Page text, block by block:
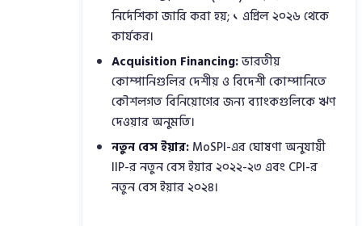
নির্দেশিকা জারি করা হয়; ১ এপ্রিল ২০২৬ থেকে
কার্যকর।
Acquisition Financing:ভারতীয়
কোম্পানিগুলির দেশীয় ও বিদেশী কোম্পানিতে
কৌশলগত বিনিয়োগের জন্য ব্যাংকগুলিকে ঋণ
দেওয়ার অনুমতি।
নতুন বেস ইয়ার:MoSPI-এর ঘোষণা অনুযায়ী
IIP-র নতুন বেস ইয়ার ২০২২-২৩ এবং CPI-র
নতুন বেস ইয়ার ২০২৪।